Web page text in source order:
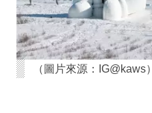
（圖片來源：IG@kaws）